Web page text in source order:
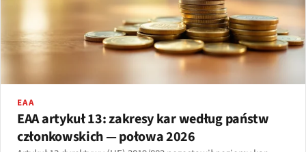
EAA
EAA artykuł 13: zakresy kar według państw
członkowskich — połowa 2026